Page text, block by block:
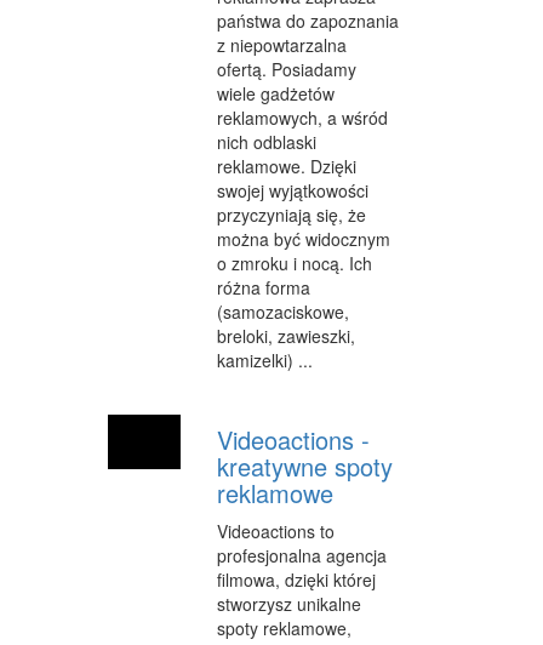
państwa do zapoznania
z niepowtarzalna
ofertą. Posiadamy
wiele gadżetów
reklamowych, a wśród
nich odblaski
reklamowe. Dzięki
swojej wyjątkowości
przyczyniają się, że
można być widocznym
o zmroku i nocą. Ich
różna forma
(samozaciskowe,
breloki, zawieszki,
kamizelki) ...
Videoactions -
kreatywne spoty
reklamowe
Videoactions to
profesjonalna agencja
filmowa, dzięki której
stworzysz unikalne
spoty reklamowe,